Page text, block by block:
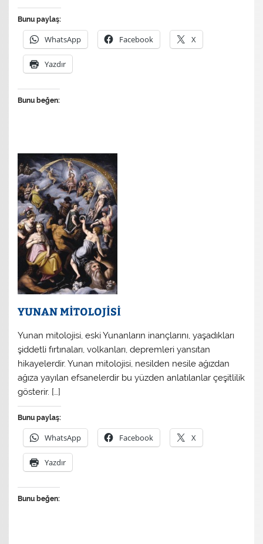
Bunu paylaş:
WhatsApp Facebook X
Yazdır
Bunu beğen:
YUNAN MİTOLOJİSİ
Yunan mitolojisi, eski Yunanların inançlarını, yaşadıkları
şiddetli fırtınaları, volkanları, depremleri yansıtan
hikayelerdir. Yunan mitolojisi, nesilden nesile ağızdan
ağıza yayılan efsanelerdir bu yüzden anlatılanlar çeşitlilik
gösterir. […]
Bunu paylaş:
WhatsApp Facebook X
Yazdır
Bunu beğen: